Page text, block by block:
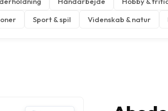
Sport & spil Videnskab & natur